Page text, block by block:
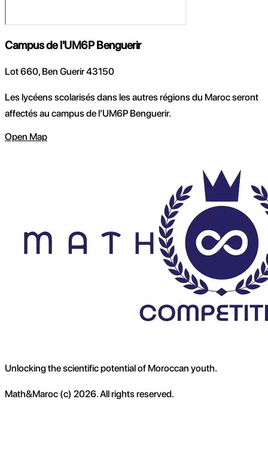
Campus de l'UM6P Benguerir
Lot 660, Ben Guerir 43150
Les lycéens scolarisés dans les autres régions du Maroc seront
affectés au campus de l’UM6P Benguerir.
Open Map
Unlocking the scientific potential of Moroccan youth.
Math&Maroc (c) 2026. All rights reserved.